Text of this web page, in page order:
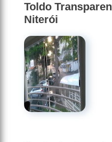
Toldo
Niterói